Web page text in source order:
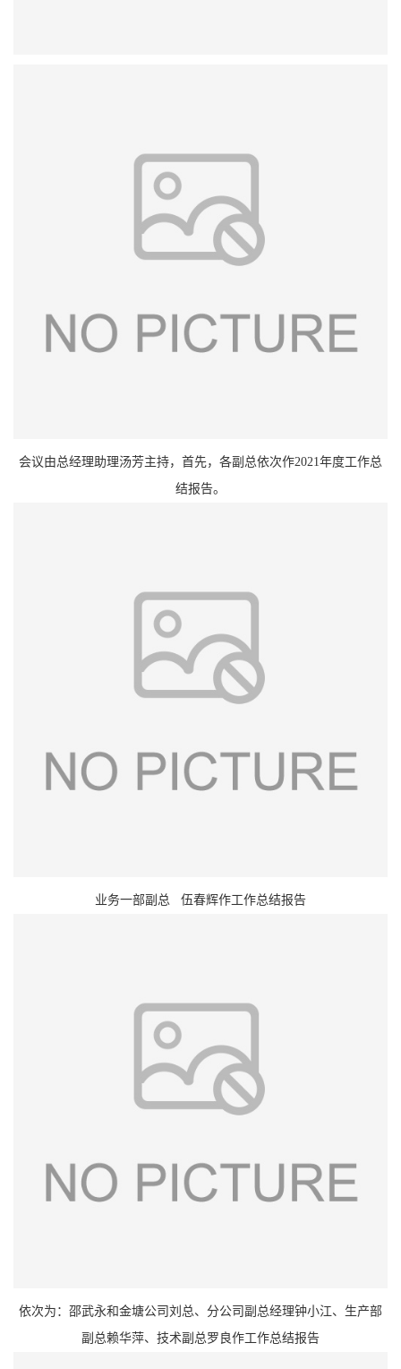
会议由总经理助理汤芳主持，首先，各副总依次作2021年度工作总
结报告。
业务一部副总 伍春辉作工作总结报告
依次为：邵武永和金塘公司刘总、分公司副总经理钟小江、生产部
副总赖华萍、技术副总罗良作工作总结报告